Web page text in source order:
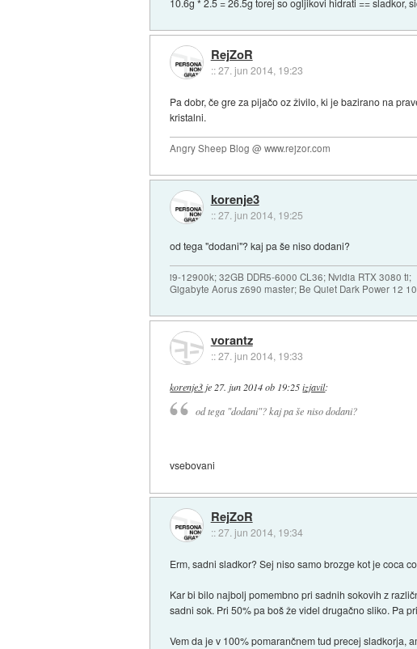
RejZoR
::27. jun 2014, 19:23
Pa dobr, če gre za pijačo oz živilo, ki je bazirano na
kristalni.
Angry Sheep Blog @ www.rejzor.com
korenje3
::27. jun 2014, 19:25
od tega "dodani"? kaj pa še niso dodani?
i9-12900k; 32GB DDR5-6000 CL36; Nvidia RTX 3080 ti;
Gigabyte Aorus z690 master; Be Quiet Dark Power 12
vorantz
::27. jun 2014, 19:33
korenje3 je 27. jun 2014 ob 19:25 izjavil:
od tega "dodani"? kaj pa še niso dodani?
vsebovani
RejZoR
::27. jun 2014, 19:34
Erm, sadni sladkor? Sej niso samo brozge kot je coca
Kar bi bilo najbolj pomembno pri sadnih sokovih z
sadni sok. Pri 50% pa boš že videl drugačno sliko. Pa
Vem da je v 100% pomarančnem tud precej sladkorja,